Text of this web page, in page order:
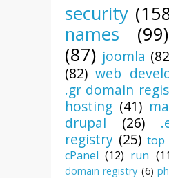
security
names
(99)
(87) joomla
(82) web
.gr domain
hosting (41)
drupal
(26)
registry (25) top
cPanel (12) run
domain registry (6)